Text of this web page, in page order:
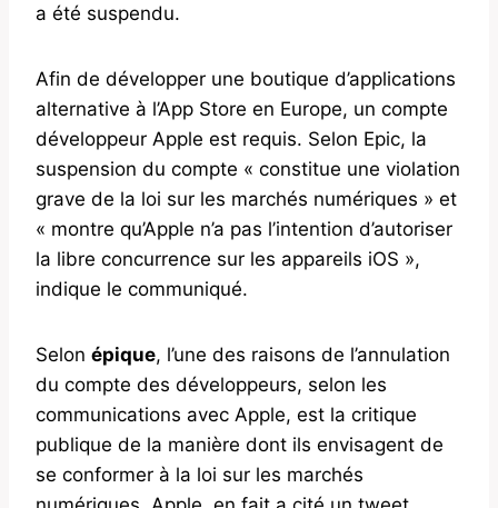
a été suspendu.
Afin de développer une boutique d’applications
alternative à l’App Store en Europe, un compte
développeur Apple est requis. Selon Epic, la
suspension du compte « constitue une violation
grave de la loi sur les marchés numériques » et
« montre qu’Apple n’a pas l’intention d’autoriser
la libre concurrence sur les appareils iOS »,
indique le communiqué.
Selon épique, l’une des raisons de l’annulation
du compte des développeurs, selon les
communications avec Apple, est la critique
publique de la manière dont ils envisagent de
se conformer à la loi sur les marchés